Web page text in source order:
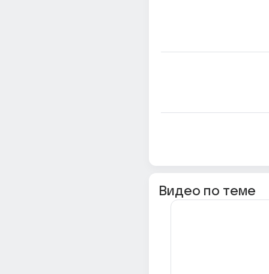
Видео по теме